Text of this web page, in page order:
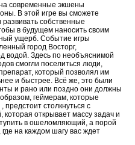
современные экшены
В этой игре вы сможете
собственные
в будущем наносить своим
ущерб. Событие игры
город Восторг,
водой. Здесь по необъяснимой
смогли поселиться люди,
который позволял им
и быстрее. Всё же, это были
и рано или поздно они должны
геймерам, которые
столкнуться с
открывает массу задач и
в ошеломляющий, а порой
на каждом шагу вас ждет